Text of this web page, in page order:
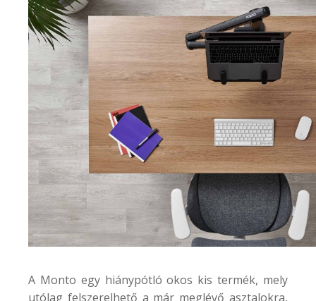
A Monto egy hiánypótló okos kis termék, mely
utólag felszerelhető a már meglévő asztalokra,